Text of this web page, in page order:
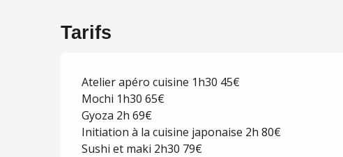
Tarifs
Atelier apéro cuisine 1h30 45€
Mochi 1h30 65€
Gyoza 2h 69€
Initiation à la cuisine japonaise 2h 80€
Sushi et maki 2h30 79€